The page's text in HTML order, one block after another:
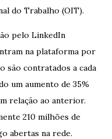
do Trabalho (OIT).
pelo LinkedIn
na plataforma por
são contratados a cada
um aumento de 35%
relação ao anterior.
210 milhões de
abertas na rede.